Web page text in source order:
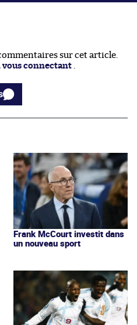
sur cet article.
vous connectant
Frank McCourt investit dans
un nouveau sport